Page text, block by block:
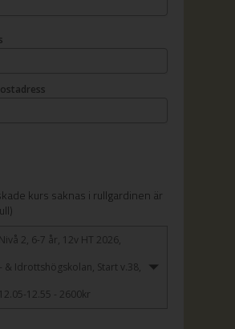
kurs saknas i rullgardinen är
2, 6-7 år, 12v HT 2026,
& Idrottshögskolan, Start v.38,
12.55 - 2600kr